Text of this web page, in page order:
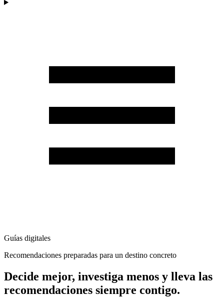
Guías digitales
Recomendaciones preparadas para un destino concreto
Decide mejor, investiga menos y lleva las
recomendaciones siempre contigo.